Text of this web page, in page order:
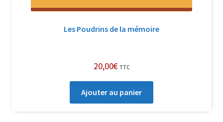
Les Poudrins de la mémoire
20,00€ TTC
Ajouter au panier